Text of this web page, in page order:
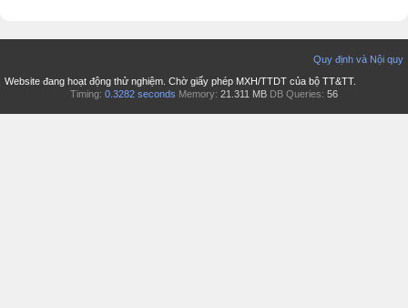
Quy định và Nội quy
Website đang hoạt động thử nghiệm. Chờ giấy phép MXH/TTDT của bộ TT&TT.
Timing: 0.3282 seconds Memory: 21.311 MB DB Queries: 56